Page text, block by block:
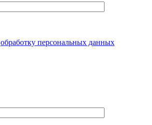
обработку персональных данных